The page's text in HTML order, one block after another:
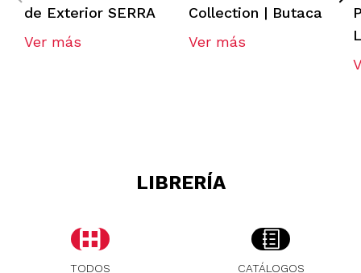
de Exterior SERRA
Ver más
Collection | Butaca
Ver más
LIBRERÍA
TODOS CATÁLOGOS